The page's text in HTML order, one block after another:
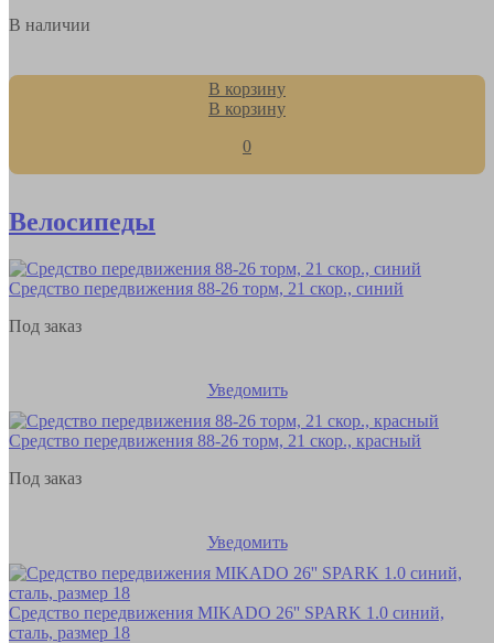
В наличии
В корзину
В корзину
0
Велосипеды
Средство передвижения 88-26 торм, 21 скор., синий
Под заказ
Уведомить
Средство передвижения 88-26 торм, 21 скор., красный
Под заказ
Уведомить
Средство передвижения MIKADO 26'' SPARK 1.0 синий,
сталь, размер 18